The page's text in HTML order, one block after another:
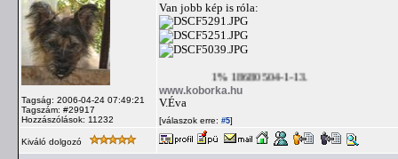
Tagság: 2006-04-24 07:49:21
Tagszám: #29917
Hozzászólások: 11232
Van jobb kép is róla:
1% 18680504-1-13.
www.koborka.hu
V.Éva
[válaszok erre: #5]
Kiváló dolgozó